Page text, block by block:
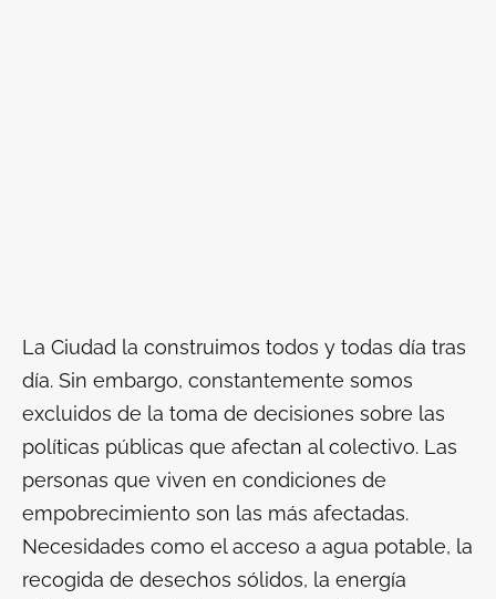
La Ciudad la construimos todos y todas día tras
día. Sin embargo, constantemente somos
excluidos de la toma de decisiones sobre las
políticas públicas que afectan al colectivo. Las
personas que viven en condiciones de
empobrecimiento son las más afectadas.
Necesidades como el acceso a agua potable, la
recogida de desechos sólidos, la energía